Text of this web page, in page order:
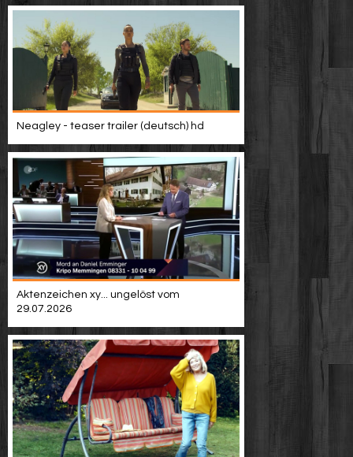
Neagley - teaser trailer (deutsch) hd
Aktenzeichen xy... ungelöst vom
29.07.2026